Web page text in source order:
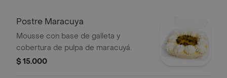
Postre Maracuya
Mousse con base de galleta y
cobertura de pulpa de maracuyá.
$ 15.000